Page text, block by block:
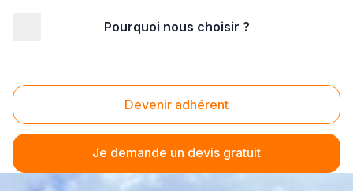
Pourquoi nous choisir ?
Devenir adhérent
Je demande un devis gratuit